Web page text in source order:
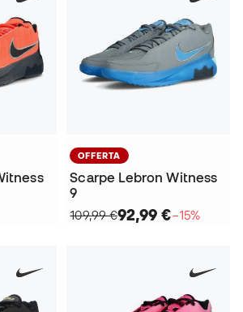
OFFERTA
Scarpe Lebron Witness
9
109,99 €92,99 €−15%